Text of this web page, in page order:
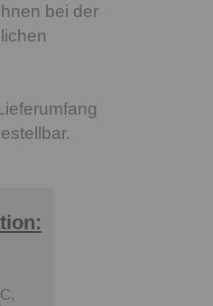
bei der